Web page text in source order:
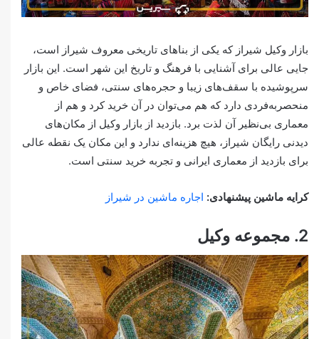
بازار وکیل شیراز که یکی از بناهای تاریخی معروف شیراز است،
جایی عالی برای آشنایی با فرهنگ و تاریخ این شهر است. این بازار
سرپوشیده با سقف‌های زیبا و حجره‌های سنتی، فضای خاص و
منحصربه‌فردی دارد که هم می‌توان در آن خرید کرد و هم از
معماری بی‌نظیر آن لذت برد. بازدید از بازار وکیل از مکان‌های
دیدنی رایگان شیراز، هیچ هزینه‌ای ندارد و این مکان یک نقطه عالی
برای بازدید از معماری ایرانی و تجربه خرید سنتی است.
کرایه ماشین پیشنهادی: اجاره ماشین در شیراز
2. مجموعه وکیل